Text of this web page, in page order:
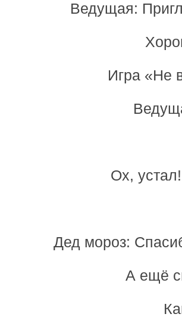
Ведущая:
Игра «Не
Ох,
Дед мороз:
А ещё